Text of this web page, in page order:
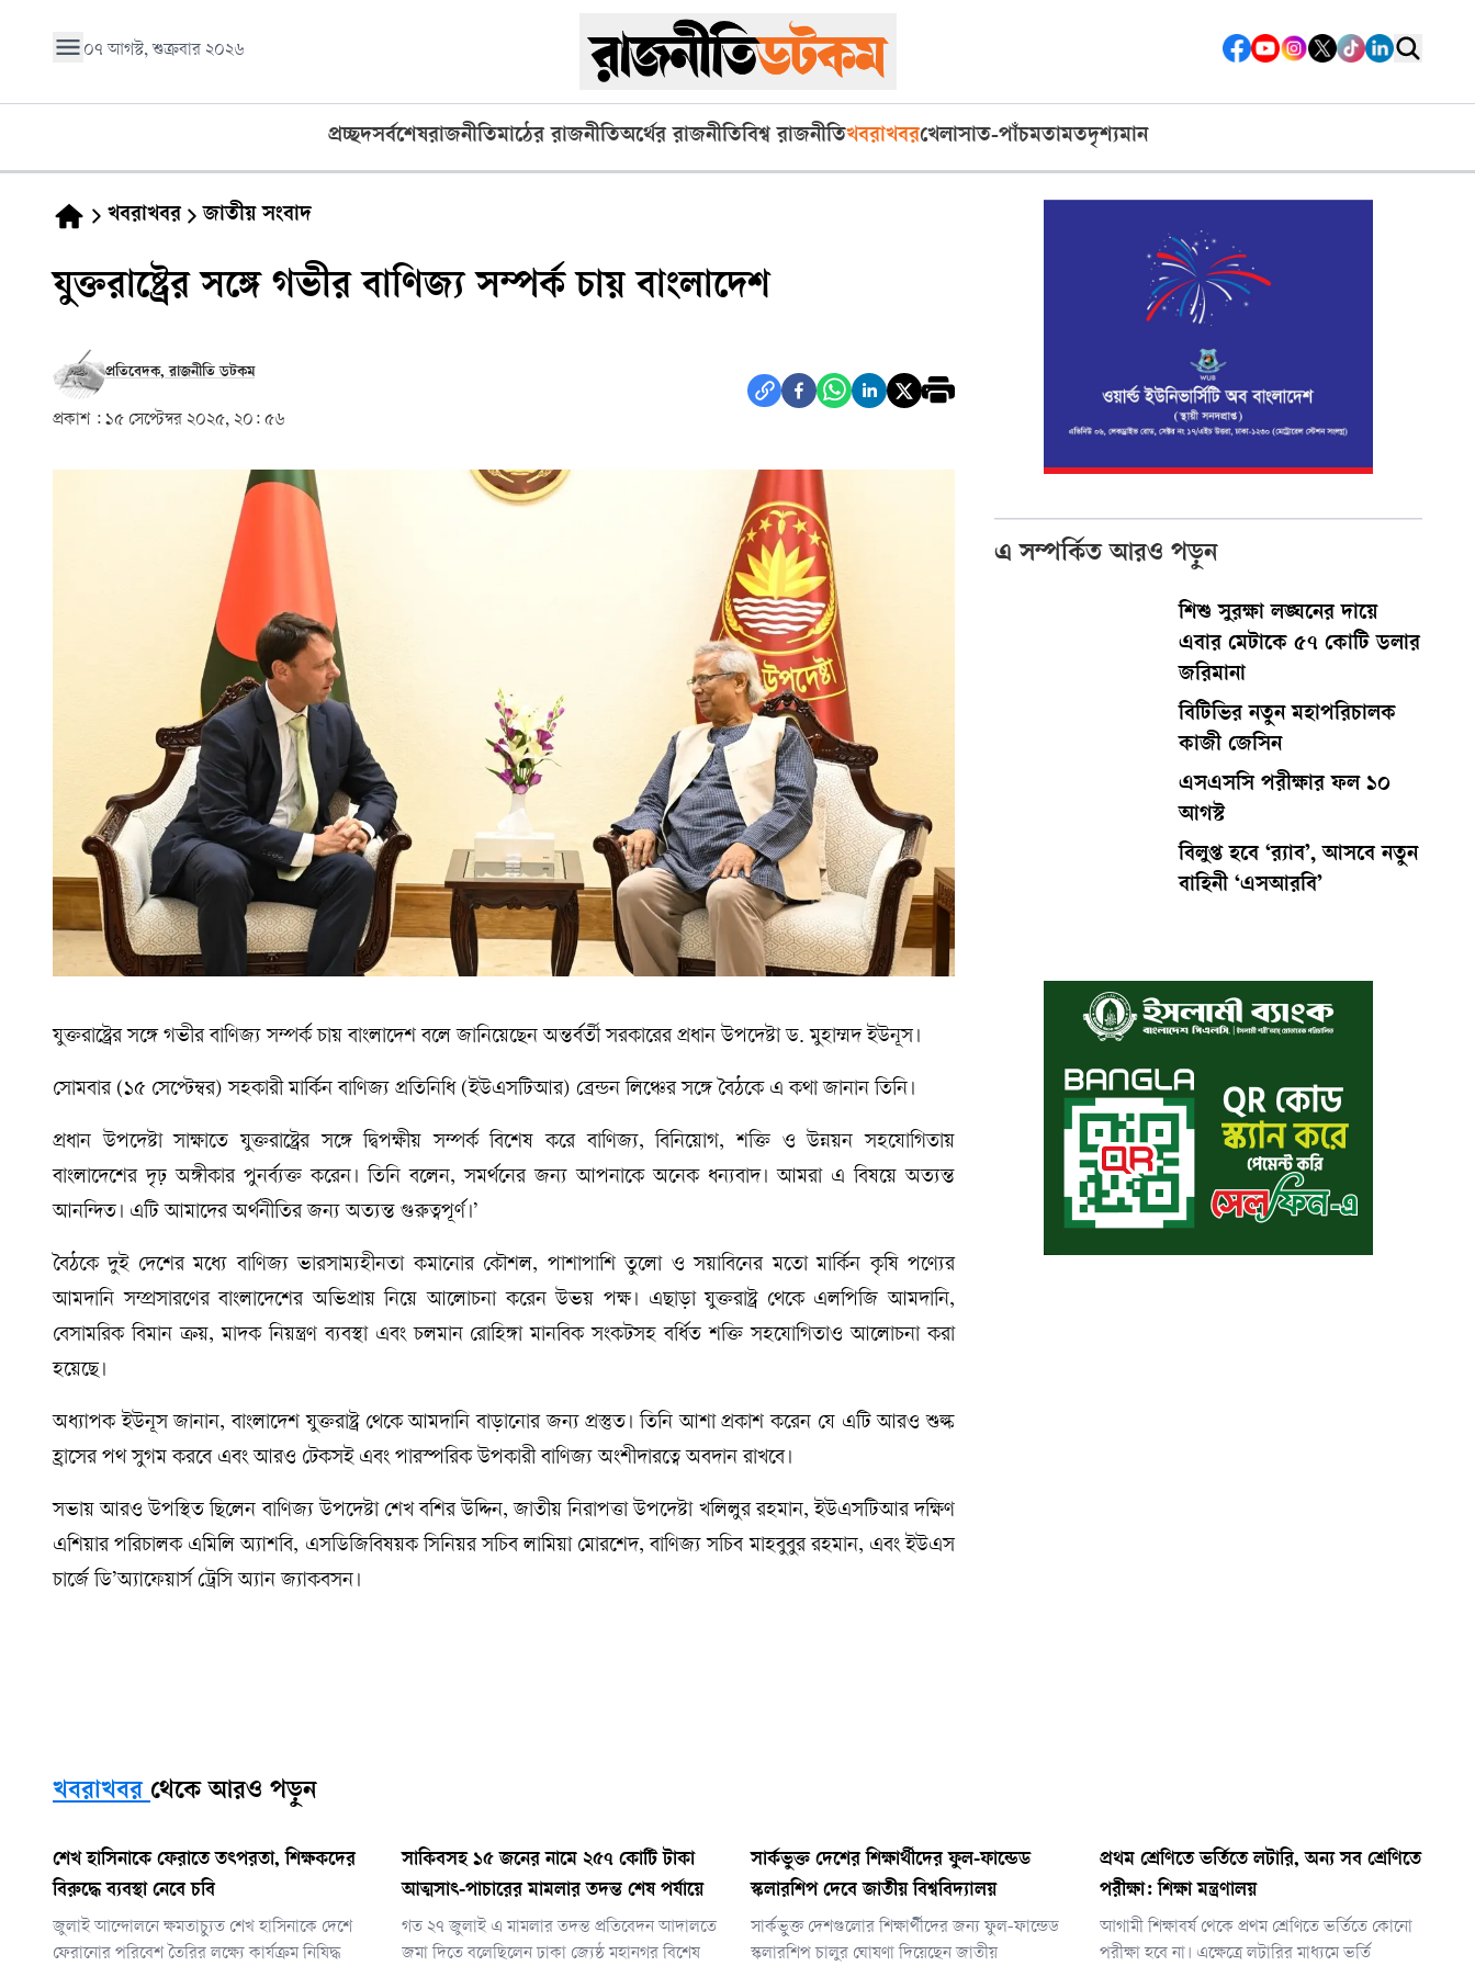
০৭ আগস্ট, শুক্রবার ২০২৬
প্রচ্ছদসর্বশেষরাজনীতিমাঠের রাজনীতিঅর্থের রাজনীতিবিশ্ব রাজনীতিখবরাখবরখেলাসাত-পাঁচমতামতদৃশ্যমান
খবরাখবর জাতীয় সংবাদ
যুক্তরাষ্ট্রের সঙ্গে গভীর বাণিজ্য সম্পর্ক চায় বাংলাদেশ
প্রতিবেদক, রাজনীতি ডটকম
প্রকাশ : ১৫ সেপ্টেম্বর ২০২৫, ২০: ৫৬
যুক্তরাষ্ট্রের সঙ্গে গভীর বাণিজ্য সম্পর্ক চায় বাংলাদেশ বলে জানিয়েছেন অন্তর্বর্তী সরকারের প্রধান উপদেষ্টা ড. মুহাম্মদ ইউনূস।
সোমবার (১৫ সেপ্টেম্বর) সহকারী মার্কিন বাণিজ্য প্রতিনিধি (ইউএসটিআর) ব্রেন্ডন লিঞ্চের সঙ্গে বৈঠকে এ কথা জানান তিনি।
প্রধান উপদেষ্টা সাক্ষাতে যুক্তরাষ্ট্রের সঙ্গে দ্বিপক্ষীয় সম্পর্ক বিশেষ করে বাণিজ্য, বিনিয়োগ, শক্তি ও উন্নয়ন সহযোগিতায়
বাংলাদেশের দৃঢ় অঙ্গীকার পুনর্ব্যক্ত করেন। তিনি বলেন, সমর্থনের জন্য আপনাকে অনেক ধন্যবাদ। আমরা এ বিষয়ে অত্যন্ত
আনন্দিত। এটি আমাদের অর্থনীতির জন্য অত্যন্ত গুরুত্বপূর্ণ।’
বৈঠকে দুই দেশের মধ্যে বাণিজ্য ভারসাম্যহীনতা কমানোর কৌশল, পাশাপাশি তুলো ও সয়াবিনের মতো মার্কিন কৃষি পণ্যের
আমদানি সম্প্রসারণের বাংলাদেশের অভিপ্রায় নিয়ে আলোচনা করেন উভয় পক্ষ। এছাড়া যুক্তরাষ্ট্র থেকে এলপিজি আমদানি,
বেসামরিক বিমান ক্রয়, মাদক নিয়ন্ত্রণ ব্যবস্থা এবং চলমান রোহিঙ্গা মানবিক সংকটসহ বর্ধিত শক্তি সহযোগিতাও আলোচনা করা
হয়েছে।
অধ্যাপক ইউনূস জানান, বাংলাদেশ যুক্তরাষ্ট্র থেকে আমদানি বাড়ানোর জন্য প্রস্তুত। তিনি আশা প্রকাশ করেন যে এটি আরও শুল্ক
হ্রাসের পথ সুগম করবে এবং আরও টেকসই এবং পারস্পরিক উপকারী বাণিজ্য অংশীদারত্বে অবদান রাখবে।
সভায় আরও উপস্থিত ছিলেন বাণিজ্য উপদেষ্টা শেখ বশির উদ্দিন, জাতীয় নিরাপত্তা উপদেষ্টা খলিলুর রহমান, ইউএসটিআর দক্ষিণ
এশিয়ার পরিচালক এমিলি অ্যাশবি, এসডিজিবিষয়ক সিনিয়র সচিব লামিয়া মোরশেদ, বাণিজ্য সচিব মাহবুবুর রহমান, এবং ইউএস
চার্জে ডি’অ্যাফেয়ার্স ট্রেসি অ্যান জ্যাকবসন।
এ সম্পর্কিত আরও পড়ুন
শিশু সুরক্ষা লঙ্ঘনের দায়ে
এবার মেটাকে ৫৭ কোটি ডলার
জরিমানা
বিটিভির নতুন মহাপরিচালক
কাজী জেসিন
এসএসসি পরীক্ষার ফল ১০
আগস্ট
বিলুপ্ত হবে ‘র‍্যাব’, আসবে নতুন
বাহিনী ‘এসআরবি’
খবরাখবর থেকে আরও পড়ুন
শেখ হাসিনাকে ফেরাতে তৎপরতা, শিক্ষকদের
বিরুদ্ধে ব্যবস্থা নেবে চবি
জুলাই আন্দোলনে ক্ষমতাচ্যুত শেখ হাসিনাকে দেশে
ফেরানোর পরিবেশ তৈরির লক্ষ্যে কার্যক্রম নিষিদ্ধ
সাকিবসহ ১৫ জনের নামে ২৫৭ কোটি টাকা
আত্মসাৎ-পাচারের মামলার তদন্ত শেষ পর্যায়ে
গত ২৭ জুলাই এ মামলার তদন্ত প্রতিবেদন আদালতে
জমা দিতে বলেছিলেন ঢাকা জ্যেষ্ঠ মহানগর বিশেষ
সার্কভুক্ত দেশের শিক্ষার্থীদের ফুল-ফান্ডেড
স্কলারশিপ দেবে জাতীয় বিশ্ববিদ্যালয়
সার্কভুক্ত দেশগুলোর শিক্ষার্থীদের জন্য ফুল-ফান্ডেড
স্কলারশিপ চালুর ঘোষণা দিয়েছেন জাতীয়
প্রথম শ্রেণিতে ভর্তিতে লটারি, অন্য সব শ্রেণিতে
পরীক্ষা: শিক্ষা মন্ত্রণালয়
আগামী শিক্ষাবর্ষ থেকে প্রথম শ্রেণিতে ভর্তিতে কোনো
পরীক্ষা হবে না। এক্ষেত্রে লটারির মাধ্যমে ভর্তি